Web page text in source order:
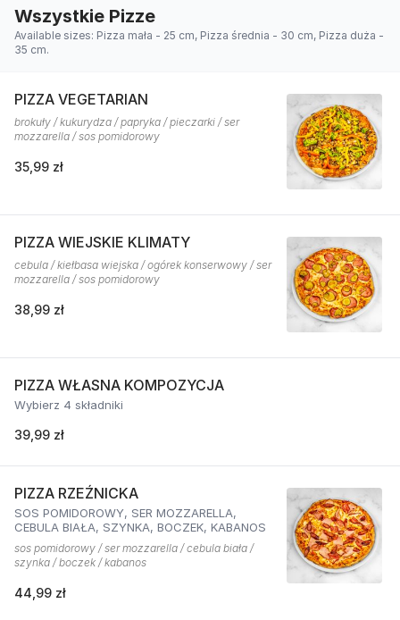
Wszystkie Pizze
Available sizes: Pizza mała - 25 cm, Pizza średnia - 30 cm, Pizza duża -
35 cm.
PIZZA VEGETARIAN
brokuły / kukurydza / papryka / pieczarki / ser
mozzarella / sos pomidorowy
35,99 zł
PIZZA WIEJSKIE KLIMATY
cebula / kiełbasa wiejska / ogórek konserwowy / ser
mozzarella / sos pomidorowy
38,99 zł
PIZZA WŁASNA KOMPOZYCJA
Wybierz 4 składniki
39,99 zł
PIZZA RZEŹNICKA
SOS POMIDOROWY, SER MOZZARELLA,
CEBULA BIAŁA, SZYNKA, BOCZEK, KABANOS
sos pomidorowy / ser mozzarella / cebula biała /
szynka / boczek / kabanos
44,99 zł